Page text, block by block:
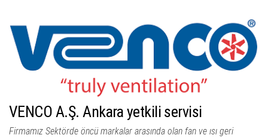
VENCO A.Ş. Ankara yetkili servisi
Firmamız Sektörde öncü markalar arasında olan fan ve ısı geri